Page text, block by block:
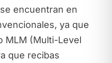
encuentran en
ya que
MLM (Multi-Level
que recibas